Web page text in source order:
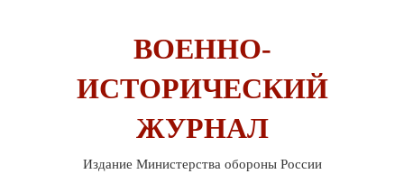
ВОЕННО-
ИСТОРИЧЕСКИЙ
ЖУРНАЛ
Издание Министерства обороны России